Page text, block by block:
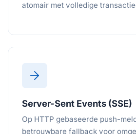
atomair met volledige
Server-Sent Events (SSE)
Op HTTP gebaseerde push-
betrouwbare fallback voor